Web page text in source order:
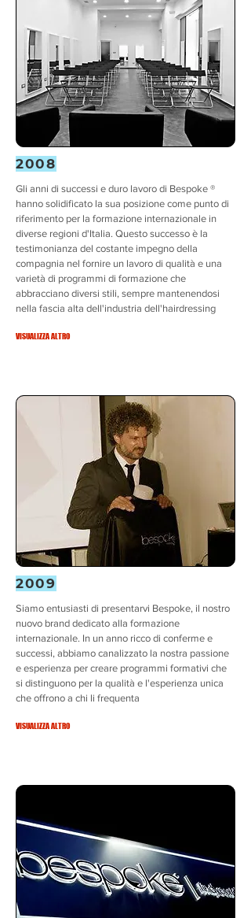
2008
Gli anni di successi e duro lavoro di Bespoke ®
hanno solidificato la sua posizione come punto di
riferimento per la formazione internazionale in
diverse regioni d'Italia. Questo successo è la
testimonianza del costante impegno della
compagnia nel fornire un lavoro di qualità e una
varietà di programmi di formazione che
abbracciano diversi stili, sempre mantenendosi
nella fascia alta dell'industria dell'hairdressing
VISUALIZZA ALTRO
2009
Siamo entusiasti di presentarvi Bespoke, il nostro
nuovo brand dedicato alla formazione
internazionale. In un anno ricco di conferme e
successi, abbiamo canalizzato la nostra passione
e esperienza per creare programmi formativi che
si distinguono per la qualità e l'esperienza unica
che offrono a chi li frequenta
VISUALIZZA ALTRO